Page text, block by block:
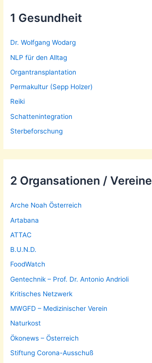
n
c
h
:
1 Gesundheit
Dr. Wolfgang Wodarg
NLP für den Alltag
Organtransplantation
Permakultur (Sepp Holzer)
Reiki
Schattenintegration
Sterbeforschung
2 Organsationen / Vereine
Arche Noah Österreich
Artabana
ATTAC
B.U.N.D.
FoodWatch
Gentechnik – Prof. Dr. Antonio Andrioli
Kritisches Netzwerk
MWGFD – Medizinischer Verein
Naturkost
Ökonews – Österreich
Stiftung Corona-Ausschuß